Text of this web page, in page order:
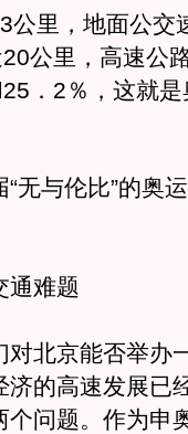
里，地面公交
公里，高速公
．2％，这就
无与伦比”的奥
难题
北京能否举办
的高速发展已
问题。作为申